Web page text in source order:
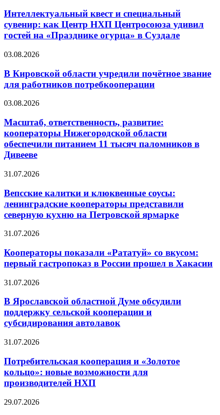
Интеллектуальный квест и специальный
сувенир: как Центр НХП Центросоюза удивил
гостей на «Празднике огурца» в Суздале
03.08.2026
В Кировской области учредили почётное звание
для работников потребкооперации
03.08.2026
Масштаб, ответственность, развитие:
кооператоры Нижегородской области
обеспечили питанием 11 тысяч паломников в
Дивееве
31.07.2026
Вепсские калитки и клюквенные соусы:
ленинградские кооператоры представили
северную кухню на Петровской ярмарке
31.07.2026
Кооператоры показали «Рататуй» со вкусом:
первый гастропоказ в России прошел в Хакасии
31.07.2026
В Ярославской областной Думе обсудили
поддержку сельской кооперации и
субсидирования автолавок
31.07.2026
Потребительская кооперация и «Золотое
кольцо»: новые возможности для
производителей НХП
29.07.2026